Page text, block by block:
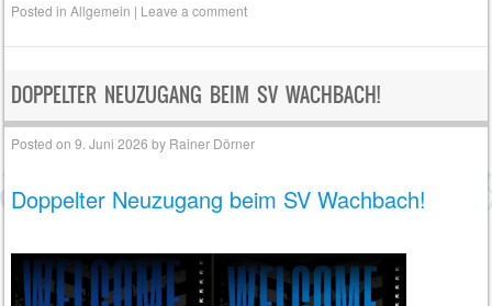
Posted inAllgemein | Leave a comment
DOPPELTER NEUZUGANG BEIM SV WACHBACH!
Posted on9. Juni 2026 by Rainer Dörner
Doppelter Neuzugang beim SV Wachbach!